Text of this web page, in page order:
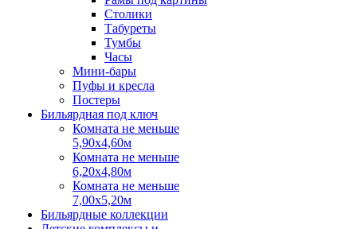
Столики
Табуреты
Тумбы
Часы
Мини-бары
Пуфы и кресла
Постеры
Бильярдная под ключ
Комната не меньше
5,90х4,60м
Комната не меньше
6,20х4,80м
Комната не меньше
7,00х5,20м
Бильярдные коллекции